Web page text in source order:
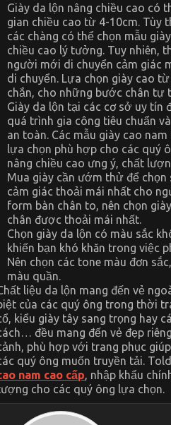
Giày da lộn nâng chiều cao có
gian chiều cao từ 4-10cm. Tùy
các chàng có thể chọn mẫu
chiều cao lý tưởng. Tuy nhiên,
người mới di chuyển cảm giác
di chuyển. Lựa chọn giày cao
chắn, cho những bước chân tự
Giày da lộn tại các cơ sở uy tín
quá trình gia công tiêu chuẩn
an toàn. Các mẫu giày cao
lựa chọn phù hợp cho các quý
nâng chiều cao ưng ý, chất
Mua giày cần ướm thử để chọn
cảm giác thoải mái nhất cho
form bàn chân to, nên chọn
chân được thoải mái nhất.
Chọn giày da lộn có màu sắc
khiến bạn khó khăn trong việc
Nên chọn các tone màu đơn
màu quần.
liệu da lộn mang đến vẻ
của các quý ông trong thời
kiểu giày tây sang trọng hay
đều mang đến vẻ đẹp
phù hợp với trang phục
quý ông muốn truyền tải.
nam cao cấp , nhập khẩu
cho các quý ông lựa chọn.